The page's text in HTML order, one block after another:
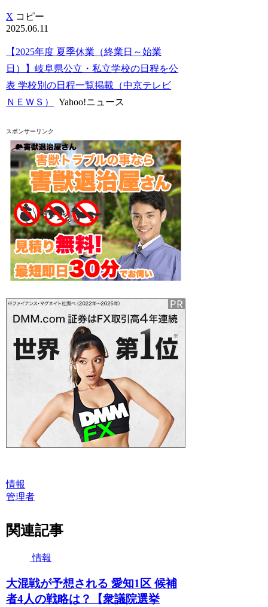
X コピー
2025.06.11
【2025年度 夏季休業（終業日～始業
日）】岐阜県公立・私立学校の日程を公
表 学校別の日程一覧掲載（中京テレビ
ＮＥＷＳ）
Yahoo!ニュース
スポンサーリンク
情報
管理者
関連記事
情報
大混戦が予想される 愛知1区 候補
者4人の戦略は？【衆議院選挙